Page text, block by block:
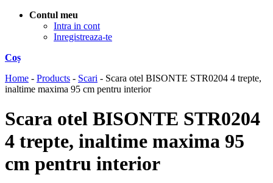
Contul meu
Intra in cont
Inregistreaza-te
Coș
Home - Products - Scari - Scara otel BISONTE STR0204 4 trepte,
inaltime maxima 95 cm pentru interior
Scara otel BISONTE STR0204
4 trepte, inaltime maxima 95
cm pentru interior